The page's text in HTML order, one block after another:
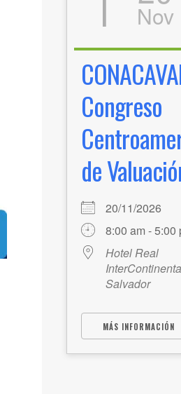
Nov
Congreso
de
20/11/2026
8:00 am - 5:00
Hotel Real
Salvador
MÁS INFORMACIÓN